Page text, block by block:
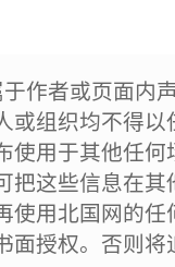
作者或页面内
或组织均不得
使用于其他任
把这些信息在
使用北国网的
面授权。否则将